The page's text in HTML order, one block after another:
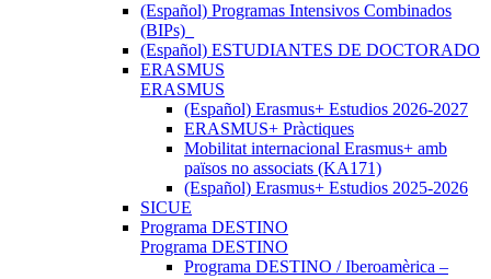
(Español) Programas Intensivos Combinados
(BIPs)_
(Español) ESTUDIANTES DE DOCTORADO
ERASMUS
ERASMUS
(Español) Erasmus+ Estudios 2026-2027
ERASMUS+ Pràctiques
Mobilitat internacional Erasmus+ amb
països no associats (KA171)
(Español) Erasmus+ Estudios 2025-2026
SICUE
Programa DESTINO
Programa DESTINO
Programa DESTINO / Iberoamèrica –